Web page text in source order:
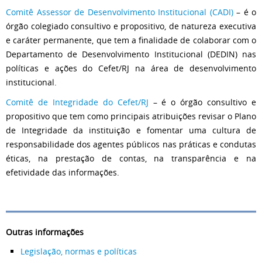
Comitê Assessor de Desenvolvimento Institucional (CADI)– é o
órgão colegiado consultivo e propositivo, de natureza executiva
e caráter permanente, que tem a finalidade de colaborar com o
Departamento de Desenvolvimento Institucional (DEDIN) nas
políticas e ações do Cefet/RJ na área de desenvolvimento
institucional.
Comitê de Integridade do Cefet/RJ – é o órgão consultivo e
propositivo que tem como principais atribuições revisar o Plano
de Integridade da instituição e fomentar uma cultura de
responsabilidade dos agentes públicos nas práticas e condutas
éticas, na prestação de contas, na transparência e na
efetividade das informações.
Outras informações
Legislação, normas e políticas